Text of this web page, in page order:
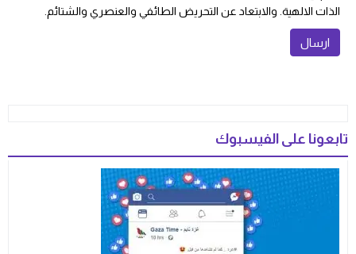
الذات الالهية. والابتعاد عن التحريض الطائفي والعنصري والشتائم.
تابعونا على الفيسبوك